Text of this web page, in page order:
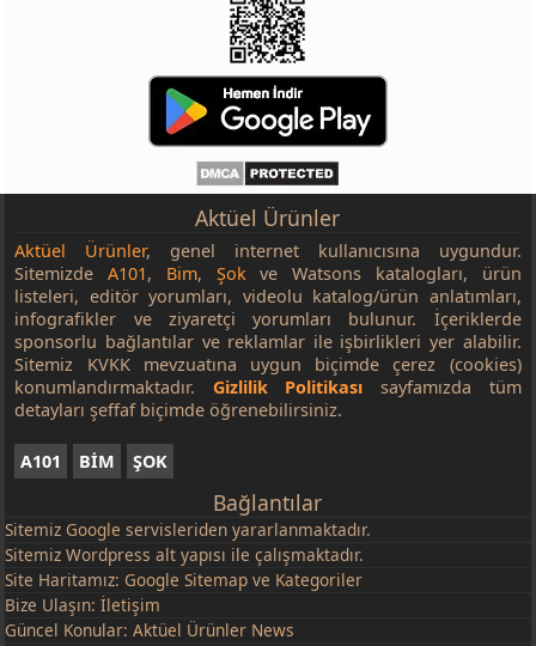
Nesquik Gofret 26,7 g
Eti Burçak Yulaflı 3'lü 465 g
Eti Nero Kakaolu Kremalı 110 g
Eti Burçak Kurabi 198 g
Ülker Dido 35 g
Ülker Laviva 35 g
Ülker O'lala Tiramisu 45 g
19,95 TL
Ülker Albeni 40 g
15,50 TL
Ülker Çokomel Sade 15'li 180 g
67,50 TL
Ülker Halley 30 g
9,50 TL
Ülker Çizi Kraker Sade 70 g
12,00 TL
Ülker Dankek Tart Kek Mini 150 g
Ülker Dankek Lokmalık Kakaolu/Üzümlü 160 g
Aktüel Ürünler
Aktüel Ürünler, genel internet kullanıcısına uygundur.
SitemizdeA101, Bim, Şokve Watsons katalogları, ürün
listeleri, editör yorumları, videolu katalog/ürün anlatımları,
infografikler ve ziyaretçi yorumları bulunur. İçeriklerde
sponsorlu bağlantılar ve reklamlar ile işbirlikleri yer alabilir.
Sitemiz KVKK mevzuatına uygun biçimde çerez (cookies)
konumlandırmaktadır. Gizlilik Politikası sayfamızda tüm
detayları şeffaf biçimde öğrenebilirsiniz.
A101 BİM ŞOK
Bağlantılar
Sitemiz Google servisleriden yararlanmaktadır.
Sitemiz Wordpress alt yapısı ile çalışmaktadır.
Site Haritamız: Google Sitemap ve Kategoriler
Bize Ulaşın:İletişim
Güncel Konular:Aktüel Ürünler News